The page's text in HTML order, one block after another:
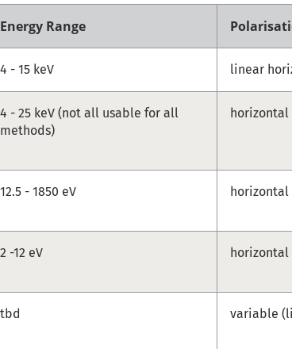
Energy Range
4 - 15 keV linear
4 - 25 keV (not all usable for all
methods)
horizontal
12.5 - 1850 eV horizontal
2 -12 eV horizontal
tbd variable